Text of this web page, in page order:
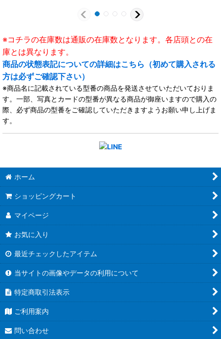
※コチラの在庫数は通販の在庫数となります。各店頭との在
庫とは異なります。
商品の状態表記についての詳細はこちら（初めて購入される
方は必ずご確認下さい）
※商品名に記載されている型番の商品を発送させていただいておりま
す。一部、写真とカードの型番が異なる商品が御座いますので購入の
際、必ず商品の型番をご確認していただきますようお願い申し上げま
す。
ホーム
ショッピングカート
マイページ
お気に入り
最近チェックしたアイテム
当サイトの画像やデータの利用について
特定商取引法表示
ご利用案内
問い合わせ